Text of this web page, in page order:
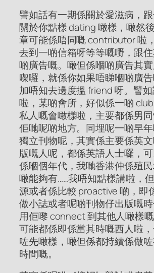
譬如話有一期係關於愛滋病，
關於你點樣 dating 噉樣，噉然
章可能係唔同嘅 contributor 啦
去到一啲信箱呀等等嘅嘢，跟
啲廣告嘅。噉但係嗰啲廣告其
㗎囉，就係你如果唔睇嗰啲廣
加唔知去邊度搵 friend 呀。譬
啦，某啲會所，好似係一啲
私人嘅會噉樣啦，主要都係男
佢哋呢啲地方。同埋呢一啲早
獨立刊物呢，其實係主要係英
版嘅人呢，都係英語人士囉，
係嗰個年代，我哋香港仲係殖民
噉能夠有……我唔知點樣講啦，
源或者係比較 proactive 啲，即
做小誌或者呢啲刊物仔出版嘅
用佢嚟 connect 到其他人噉樣
可能都係即係當其時嘅西人啦
咗先噉樣，噉但係都持續係做
時間嘅。